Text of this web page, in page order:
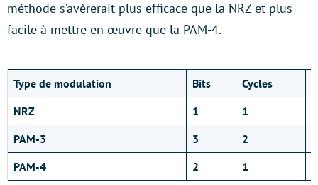
méthode s’avèrerait plus efficace que la NRZ et plus
facile à mettre en œuvre que la PAM-4.
Type de modulation Bits Cycles
NRZ
1 1
PAM-3
3 2
PAM-4
2 1